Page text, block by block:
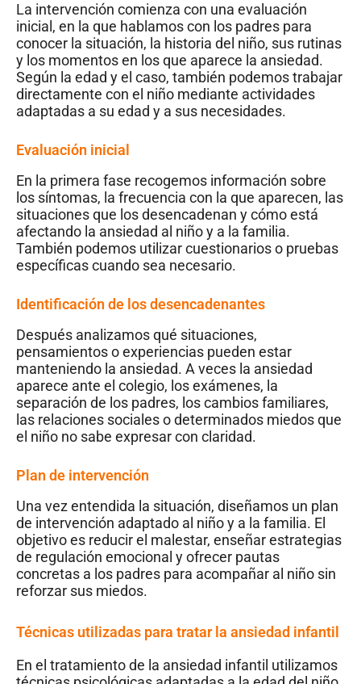
La intervención comienza con una evaluación
inicial, en la que hablamos con los padres para
conocer la situación, la historia del niño, sus rutinas
y los momentos en los que aparece la ansiedad.
Según la edad y el caso, también podemos trabajar
directamente con el niño mediante actividades
adaptadas a su edad y a sus necesidades.
Evaluación inicial
En la primera fase recogemos información sobre
los síntomas, la frecuencia con la que aparecen, las
situaciones que los desencadenan y cómo está
afectando la ansiedad al niño y a la familia.
También podemos utilizar cuestionarios o pruebas
específicas cuando sea necesario.
Identificación de los desencadenantes
Después analizamos qué situaciones,
pensamientos o experiencias pueden estar
manteniendo la ansiedad. A veces la ansiedad
aparece ante el colegio, los exámenes, la
separación de los padres, los cambios familiares,
las relaciones sociales o determinados miedos que
el niño no sabe expresar con claridad.
Plan de intervención
Una vez entendida la situación, diseñamos un plan
de intervención adaptado al niño y a la familia. El
objetivo es reducir el malestar, enseñar estrategias
de regulación emocional y ofrecer pautas
concretas a los padres para acompañar al niño sin
reforzar sus miedos.
Técnicas utilizadas para tratar la ansiedad infantil
En el tratamiento de la ansiedad infantil utilizamos